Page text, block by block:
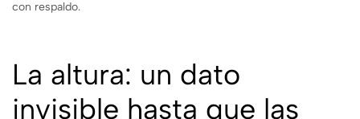
con respaldo.
La altura: un dato
invisible hasta que las